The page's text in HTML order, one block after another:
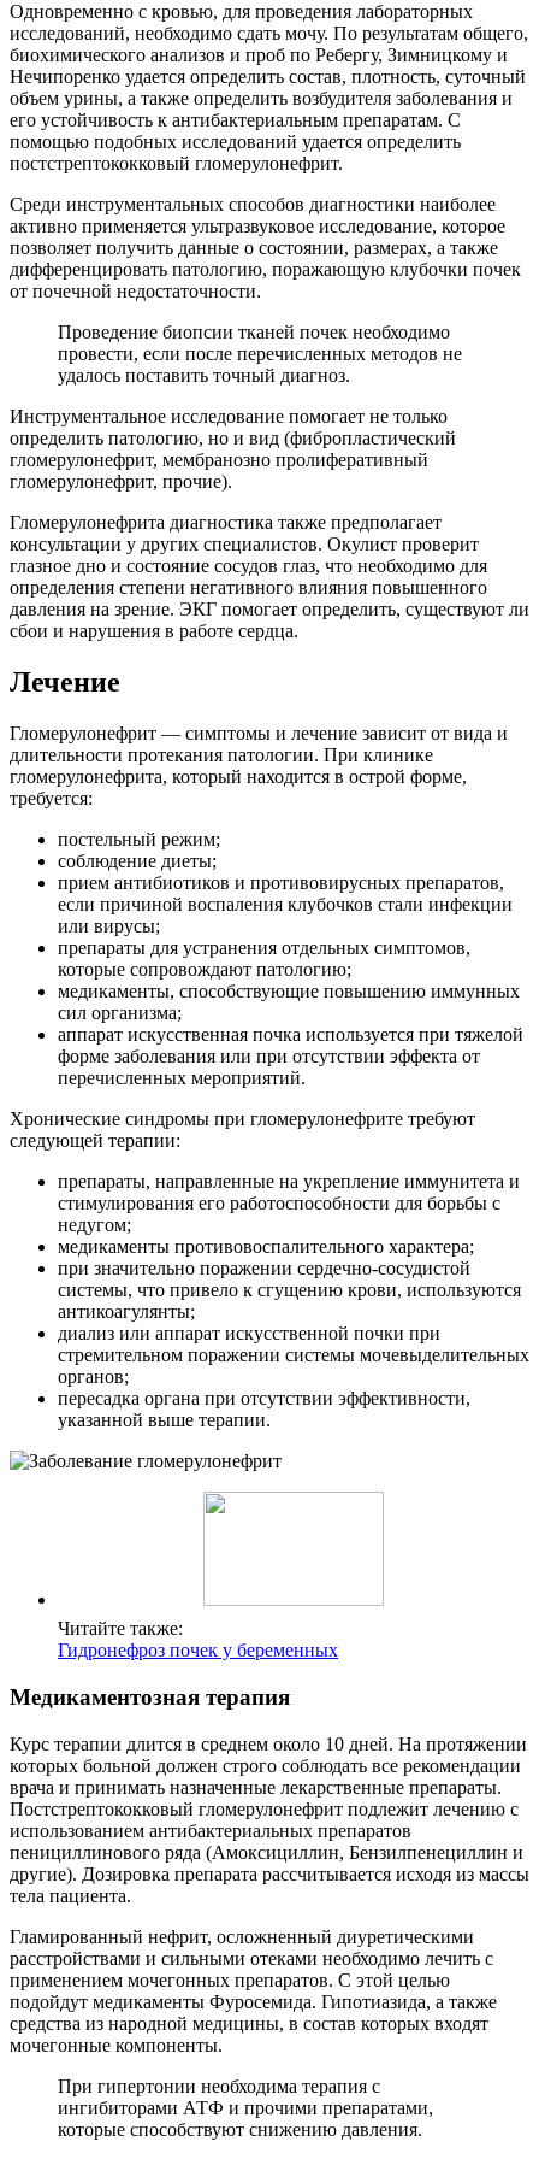
Одновременно с кровью, для проведения лабораторных
исследований, необходимо сдать мочу. По результатам общего,
биохимического анализов и проб по Ребергу, Зимницкому и
Нечипоренко удается определить состав, плотность, суточный
объем урины, а также определить возбудителя заболевания и
его устойчивость к антибактериальным препаратам. С
помощью подобных исследований удается определить
постстрептококковый гломерулонефрит.
Среди инструментальных способов диагностики наиболее
активно применяется ультразвуковое исследование, которое
позволяет получить данные о состоянии, размерах, а также
дифференцировать патологию, поражающую клубочки почек
от почечной недостаточности.
Проведение биопсии тканей почек необходимо
провести, если после перечисленных методов не
удалось поставить точный диагноз.
Инструментальное исследование помогает не только
определить патологию, но и вид (фибропластический
гломерулонефрит, мембранозно пролиферативный
гломерулонефрит, прочие).
Гломерулонефрита диагностика также предполагает
консультации у других специалистов. Окулист проверит
глазное дно и состояние сосудов глаз, что необходимо для
определения степени негативного влияния повышенного
давления на зрение. ЭКГ помогает определить, существуют ли
сбои и нарушения в работе сердца.
Лечение
Гломерулонефрит — симптомы и лечение зависит от вида и
длительности протекания патологии. При клинике
гломерулонефрита, который находится в острой форме,
требуется:
постельный режим;
соблюдение диеты;
прием антибиотиков и противовирусных препаратов,
если причиной воспаления клубочков стали инфекции
или вирусы;
препараты для устранения отдельных симптомов,
которые сопровождают патологию;
медикаменты, способствующие повышению иммунных
сил организма;
аппарат искусственная почка используется при тяжелой
форме заболевания или при отсутствии эффекта от
перечисленных мероприятий.
Хронические синдромы при гломерулонефрите требуют
следующей терапии:
препараты, направленные на укрепление иммунитета и
стимулирования его работоспособности для борьбы с
недугом;
медикаменты противовоспалительного характера;
при значительно поражении сердечно-сосудистой
системы, что привело к сгущению крови, используются
антикоагулянты;
диализ или аппарат искусственной почки при
стремительном поражении системы мочевыделительных
органов;
пересадка органа при отсутствии эффективности,
указанной выше терапии.
Читайте также:
Гидронефроз почек у беременных
Медикаментозная терапия
Курс терапии длится в среднем около 10 дней. На протяжении
которых больной должен строго соблюдать все рекомендации
врача и принимать назначенные лекарственные препараты.
Постстрептококковый гломерулонефрит подлежит лечению с
использованием антибактериальных препаратов
пенициллинового ряда (Амоксициллин, Бензилпенециллин и
другие). Дозировка препарата рассчитывается исходя из массы
тела пациента.
Гламированный нефрит, осложненный диуретическими
расстройствами и сильными отеками необходимо лечить с
применением мочегонных препаратов. С этой целью
подойдут медикаменты Фуросемида. Гипотиазида, а также
средства из народной медицины, в состав которых входят
мочегонные компоненты.
При гипертонии необходима терапия с
ингибиторами АТФ и прочими препаратами,
которые способствуют снижению давления.